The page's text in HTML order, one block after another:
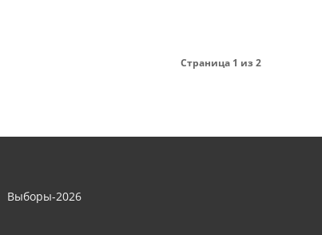
Страница 1 из 2
Выборы-2026